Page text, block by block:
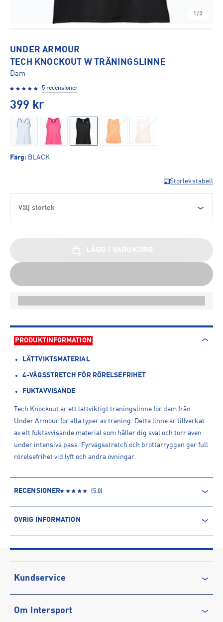
1/3
UNDER ARMOUR
TECH KNOCKOUT W TRÄNINGSLINNE
Dam
5 recensioner
399 kr
Färg: BLACK
Storlekstabell
Välj storlek
PRODUKTINFORMATION
LÄTTVIKTSMATERIAL
4-VÄGSSTRETCH FÖR RÖRELSEFRIHET
FUKTAVVISANDE
Tech Knockout är ett lättviktigt träningslinne för dam från
Under Armour för alla typer av träning. Detta linne är tillverkat
av ett fuktavvisande material som håller dig sval och torr även
under intensiva pass. Fyrvägsstretch och brottarryggen ger full
rörelsefrihet vid lyft och andra övningar.
RECENSIONER (5.0)
ÖVRIG INFORMATION
Produktnummer: 1585377
Leverantörens produktnummer: 1389851
Artikelnummer: 158537701-Black
Tillverkaradress
Kundservice
Vanliga frågor & svar
Om Intersport